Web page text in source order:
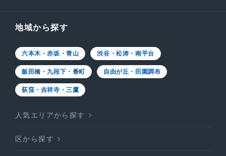
地域から探す
六本木・赤坂・青山 渋谷・松涛・南平台
飯田橋・九段下・番町 自由が丘・田園調布
荻窪・吉祥寺・三鷹
人気エリアから探す
区から探す